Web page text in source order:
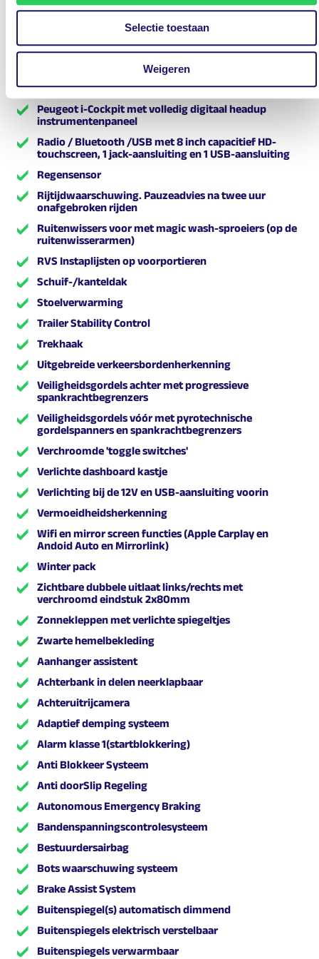
Selectie toestaan
Weigeren
1
Parkeersensoren achter
Parkeersensoren voor & achter
Passagiersstoel met AGR-kwalificatie
Peugeot Connect 3D NAV
Peugeot i-Cockpit met volledig digitaal headup
instrumentenpaneel
Radio / Bluetooth /USB met 8 inch capacitief HD-
touchscreen, 1 jack-aansluiting en 1 USB-aansluiting
Regensensor
Rijtijdwaarschuwing. Pauzeadvies na twee uur
onafgebroken rijden
Ruitenwissers voor met magic wash-sproeiers (op de
ruitenwisserarmen)
RVS Instaplijsten op voorportieren
Schuif-/kanteldak
Stoelverwarming
Trailer Stability Control
Trekhaak
Uitgebreide verkeersbordenherkenning
Veiligheidsgordels achter met progressieve
spankrachtbegrenzers
Veiligheidsgordels vóór met pyrotechnische
gordelspanners en spankrachtbegrenzers
Verchroomde 'toggle switches'
Verlichte dashboard kastje
Verlichting bij de 12V en USB-aansluiting voorin
Vermoeidheidsherkenning
Wifi en mirror screen functies (Apple Carplay en
Andoid Auto en Mirrorlink)
Winter pack
Zichtbare dubbele uitlaat links/rechts met
verchroomd eindstuk 2x80mm
Zonnekleppen met verlichte spiegeltjes
Zwarte hemelbekleding
Aanhanger assistent
Achterbank in delen neerklapbaar
Achteruitrijcamera
Adaptief demping systeem
Alarm klasse 1(startblokkering)
Anti Blokkeer Systeem
Anti doorSlip Regeling
Autonomous Emergency Braking
Bandenspanningscontrolesysteem
Bestuurdersairbag
Bots waarschuwing systeem
Brake Assist System
Buitenspiegel(s) automatisch dimmend
Buitenspiegels elektrisch verstelbaar
Buitenspiegels verwarmbaar